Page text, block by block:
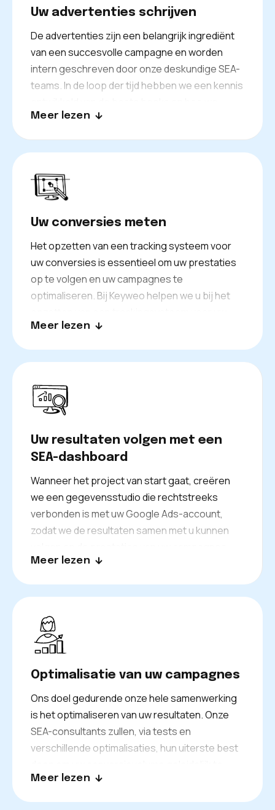
Uw advertenties schrijven
De advertenties zijn een belangrijk ingrediënt
van een succesvolle campagne en worden
intern geschreven door onze deskundige SEA-
teams. In de loop der tijd hebben we een kennis
advertenties kunnen maken die effectief zijn en
trekken.
Meer lezen
Uw conversies meten
Het opzetten van een tracking systeem voor
uw conversies is essentieel om uw prestaties
op te volgen en uw campagnes te
optimaliseren. Bij Keyweo helpen we u bij het
conversies via Google Tag Manager. We
volgen: verkopen, formulieren… maar ook
klikken op contact e-mails, klikken op
telefoonnummers…
Meer lezen
Uw resultaten volgen met een
SEA-dashboard
Wanneer het project van start gaat, creëren
we een gegevensstudio die rechtstreeks
verbonden is met uw Google Ads-account,
zodat we de resultaten samen met u kunnen
kunnen beheren met een duidelijk doel: uw
rentabiliteit beheren.
Meer lezen
Optimalisatie van uw campagnes
Ons doel gedurende onze hele samenwerking
is het optimaliseren van uw resultaten. Onze
SEA-consultants zullen, via tests en
verschillende optimalisaties, hun uiterste best
verhogen en tegelijkertijd uw rentabiliteit te
Meer lezen